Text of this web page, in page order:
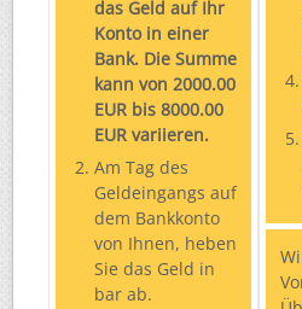
das Geld auf Ihr
Konto in einer
Bank. Die Summe
kann von 2000.00
EUR bis 8000.00
EUR variieren.
Am Tag des
Geldeingangs auf
dem Bankkonto
von Ihnen, heben
Sie das Geld in
bar ab.